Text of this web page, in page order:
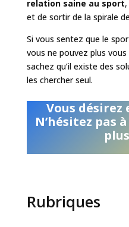
relation saine au sport
et de sortir de la spirale
Si vous sentez que le
vous ne pouvez plus
sachez qu’il existe des
les chercher seul.
Vous désirez
N’hésitez pas à
Rubriques